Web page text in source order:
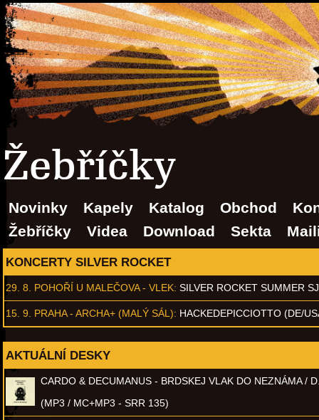
Žebříčky
Novinky Kapely Katalog Obchod
Žebříčky
Videa Download Sekta
KONCERTY SILVER ROCKET
29. 8. POHOŘÍ U MALEČOVA - VLEK: SILVER ROCKET SUMMER
15. 9. PRAHA - ARCHA+ (MALÝ SÁL): HACKEDEPICCIOTTO (DE/
AKTUÁLNÍ DESKY
CARDO & DECUMANUS - BRDSKEJ VLAK DO NEZNÁMA /
(MP3 / MC+MP3 - SRR 135)